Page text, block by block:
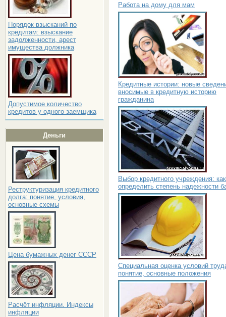
Порядок взысканий по
кредитам: взыскание
задолженности, арест
имущества должника
Допустимое количество
кредитов у одного заемщика
Деньги
Реструктуризация кредитного
долга: понятие, условия,
основные схемы
Цена бумажных денег СССР
Расчёт инфляции. Индексы
инфляции
Работа на дому для мам
Кредитные истории: новые
вносимые в кредитную историю
гражданина
Выбор кредитного учреждения: как
определить степень надежности
Специальная оценка условий
понятие, основные положения